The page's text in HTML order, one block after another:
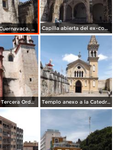
Catedral de Cuernavaca, siglo XVI. Septiembre/2015 Capilla abierta del ex-convento del siglo XVI. Septiembre/2015
Capilla de la Tercera Orden. Septiembre/2015 Templo anexo a la Catedral de Cuernavaca. Septiembre/2015